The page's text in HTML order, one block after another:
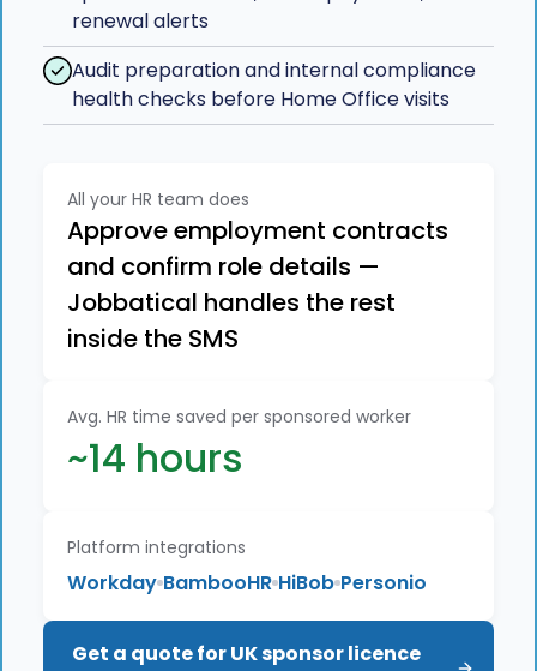
renewal alerts
Audit preparation and internal compliance
health checks before Home Office visits
All your HR team does
Approve employment contracts
and confirm role details —
Jobbatical handles the rest
inside the SMS
Avg. HR time saved per sponsored worker
~14 hours
Platform integrations
Workday BambooHR HiBob Personio
Get a quote for UK sponsor licence